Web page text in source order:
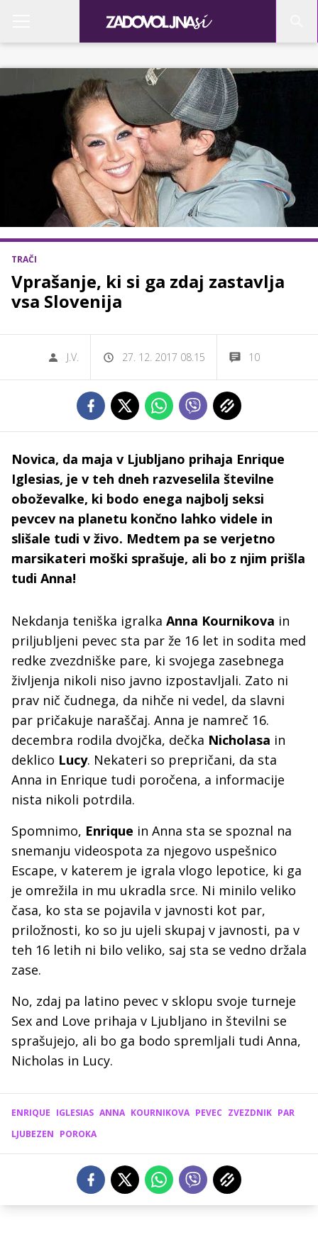
TRAČI
Vprašanje, ki si ga zdaj zastavlja
vsa Slovenija
J.V. 27. 12. 2017 08.15 10
Novica, da maja v Ljubljano prihaja Enrique
Iglesias, je v teh dneh razveselila številne
oboževalke, ki bodo enega najbolj seksi
pevcev na planetu končno lahko videle in
slišale tudi v živo. Medtem pa se verjetno
marsikateri moški sprašuje, ali bo z njim prišla
tudi Anna!
Nekdanja teniška igralka Anna Kournikova in
priljubljeni pevec sta par že 16 let in sodita med
redke zvezdniške pare, ki svojega zasebnega
življenja nikoli niso javno izpostavljali. Zato ni
prav nič čudnega, da nihče ni vedel, da slavni
par pričakuje naraščaj. Anna je namreč 16.
decembra rodila dvojčka, dečka Nicholasa in
deklico Lucy. Nekateri so prepričani, da sta
Anna in Enrique tudi poročena, a informacije
nista nikoli potrdila.
Spomnimo, Enrique in Anna sta se spoznal na
snemanju videospota za njegovo uspešnico
Escape, v katerem je igrala vlogo lepotice, ki ga
je omrežila in mu ukradla srce. Ni minilo veliko
časa, ko sta se pojavila v javnosti kot par,
priložnosti, ko so ju ujeli skupaj v javnosti, pa v
teh 16 letih ni bilo veliko, saj sta se vedno držala
zase.
No, zdaj pa latino pevec v sklopu svoje turneje
Sex and Love prihaja v Ljubljano in številni se
sprašujejo, ali bo ga bodo spremljali tudi Anna,
Nicholas in Lucy.
ENRIQUE IGLESIAS ANNA KOURNIKOVA PEVEC ZVEZDNIK PAR
LJUBEZEN POROKA